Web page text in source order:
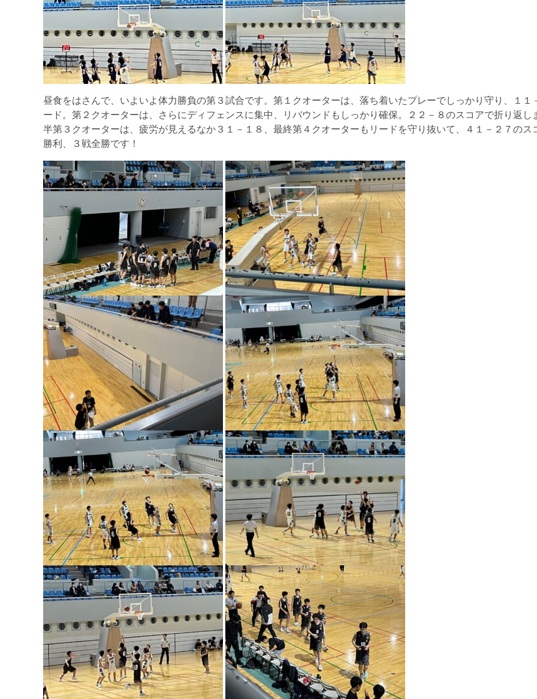
昼食をはさんで、いよいよ体力勝負の第３試合です。第１クオーターは、落ち着いたプレーでしっかり守り、１１
ード。第２クオーターは、さらにディフェンスに集中、リバウンドもしっかり確保。２２－８のスコアで折り返し
半第３クオーターは、疲労が見えるなか３１－１８、最終第４クオーターもリードを守り抜いて、４１－２７のス
勝利、３戦全勝です！